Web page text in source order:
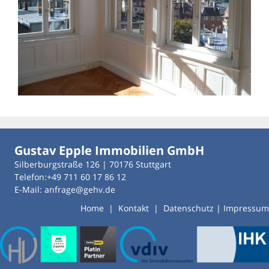
Gustav Epple Immobilien GmbH
Silberburgstraße 126 | 70176 Stuttgart
Telefon:+49 711 60 17 86 12
E-Mail: anfrage@gehv.de
Home | Kontakt | Datenschutz | Impressum